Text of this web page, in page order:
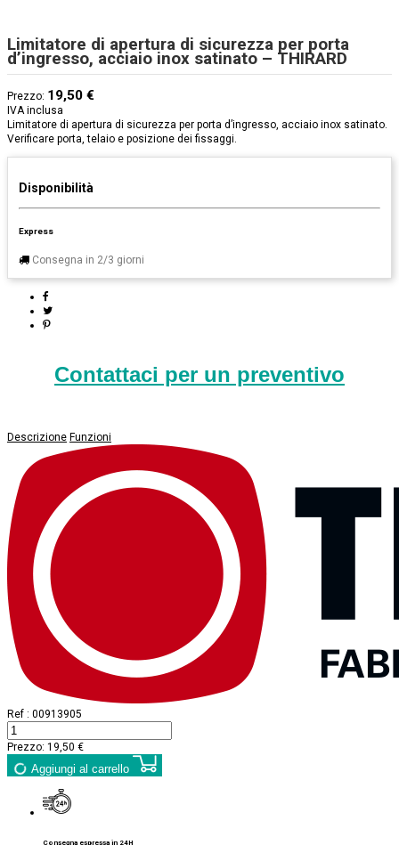
Limitatore di apertura di sicurezza per porta
d’ingresso, acciaio inox satinato – THIRARD
Prezzo: 19,50 €
IVA inclusa
Limitatore di apertura di sicurezza per porta d’ingresso, acciaio inox satinato.
Verificare porta, telaio e posizione dei fissaggi.
Disponibilità
Express
Consegna in 2/3 giorni
Contattaci per un preventivo
Descrizione Funzioni
Ref : 00913905
Prezzo: 19,50 €
Aggiungi al carrello
Consegna espressa in 24H